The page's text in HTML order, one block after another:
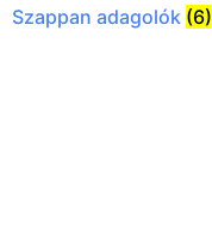
Szappan adagolók (6)